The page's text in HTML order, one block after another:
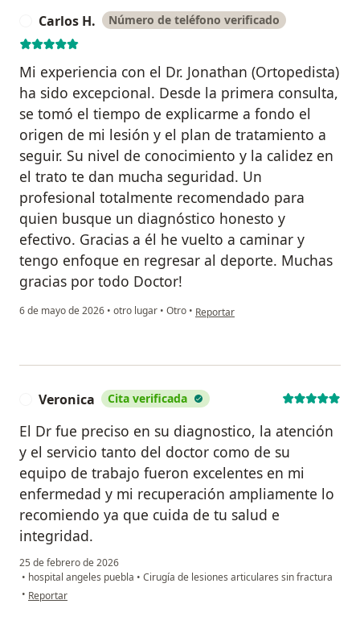
Carlos H. Número de teléfono verificado
Mi experiencia con el Dr. Jonathan (Ortopedista)
ha sido excepcional. Desde la primera consulta,
se tomó el tiempo de explicarme a fondo el
origen de mi lesión y el plan de tratamiento a
seguir. Su nivel de conocimiento y la calidez en
el trato te dan mucha seguridad. Un
profesional totalmente recomendado para
quien busque un diagnóstico honesto y
efectivo. Gracias a él he vuelto a caminar y
tengo enfoque en regresar al deporte. Muchas
gracias por todo Doctor!
6 de mayo de 2026 • otro lugar • Otro • en opinión del usuario Carlos H.
Reportar
Veronica Cita verificada
El Dr fue preciso en su diagnostico, la atención
y el servicio tanto del doctor como de su
equipo de trabajo fueron excelentes en mi
enfermedad y mi recuperación ampliamente lo
recomiendo ya que cuida de tu salud e
integridad.
25 de febrero de 2026
• hospital angeles puebla • Cirugía de lesiones articulares sin fractura
• en opinión del usuario Veronica
Reportar